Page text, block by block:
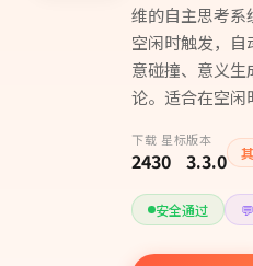
维的自主思考系
空闲时触发，自
意碰撞、意义
论。适合在空闲
下载
243
星标
0
版本
3.3.0
安全通过 💬